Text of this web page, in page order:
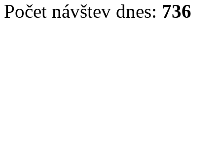
Počet návštev dnes: 736